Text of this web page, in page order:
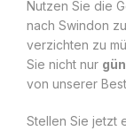
Nutzen Sie die
nach Swindon
verzichten zu
Sie nicht nur
von unserer
Stellen Sie jetzt